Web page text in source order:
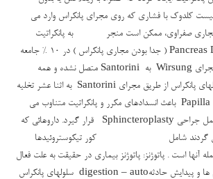
کلدوک با فشاری که روی مجرای پانکراس وارد می
مجاری صفراوی، ممکن است منجر به پانکراتیت
Pancreas
( جدا بودن مجاری پانکراس ) در 10 % جامعه
Wirsung به Santorini
متصل نشده و همه
پانکراس از طریق مجرایSantorini به اثنا عشر تخلیه
Papilla باعث انسدادهای مکرر و پانکراتیت متناوب می
جراحیSphincteroplasty
قرار گیرد. داروهائی که
حاد می گردند شامل کور تیکوستروئیدها
آنها است . پاتوژنز: پاتوژنز بیماری در حقیقت به علت فعال
پیدایش حادثه
digestion – auto
سلولهای پانکراس